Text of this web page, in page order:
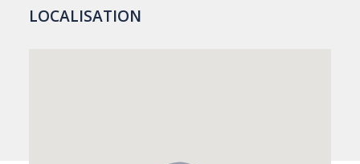
LOCALISATION